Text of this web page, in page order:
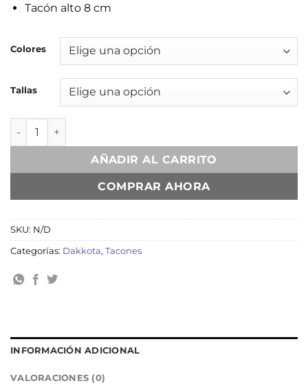
Tacón alto 8 cm
Colores
Tallas
Carlota Lemonade cantidad
AÑADIR AL CARRITO
COMPRAR AHORA
SKU: N/D
Categorías: Dakkota, Tacones
INFORMACIÓN ADICIONAL
VALORACIONES (0)